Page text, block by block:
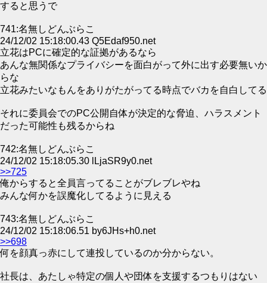
すると思うで
741:名無しどんぶらこ
24/12/02 15:18:00.43 Q5Edaf950.net
立花はPCに確定的な証拠があるなら
あんな無関係なプライバシーを面白がって外に出す必要無いか
らな
立花みたいなもんをありがたがってる時点でバカを自白してる
それに委員会でのPC公開自体が決定的な脅迫、ハラスメント
だった可能性も残るからね
742:名無しどんぶらこ
24/12/02 15:18:05.30 lLjaSR9y0.net
>>725
俺からすると全員言ってることがブレブレやね
みんな何かを誤魔化してるように見える
743:名無しどんぶらこ
24/12/02 15:18:06.51 by6JHs+h0.net
>>698
何を顔真っ赤にして連投しているのか分からない。
社長は、あたしゃ特定の個人や団体を支援するつもりはない